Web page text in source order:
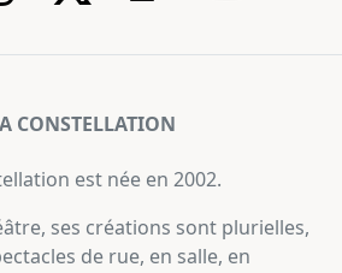
CONSTELLATION
est née en 2002.
ses créations sont plurielles,
de rue, en salle, en